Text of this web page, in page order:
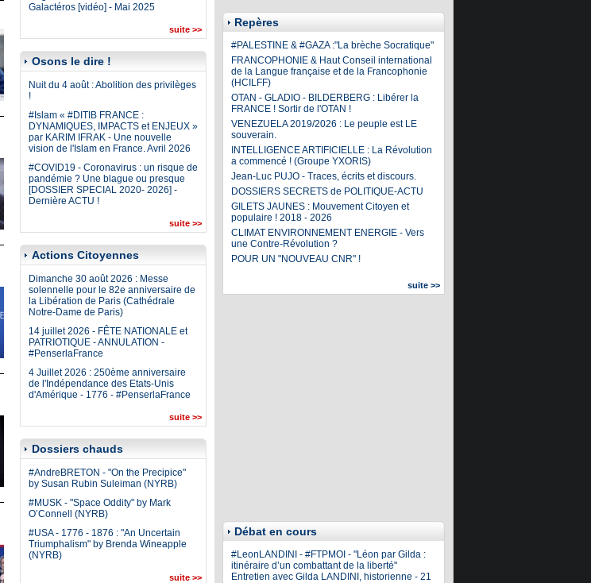
Galactéros [vidéo] - Mai 2025
suite >>
Osons le dire !
Nuit du 4 août : Abolition des privilèges
!
#Islam « #DITIB FRANCE :
DYNAMIQUES, IMPACTS et ENJEUX »
par KARIM IFRAK - Une nouvelle
vision de l'Islam en France. Avril 2026
#COVID19 - Coronavirus : un risque de
pandémie ? Une blague ou presque
[DOSSIER SPECIAL 2020- 2026] -
Dernière ACTU !
suite >>
Actions Citoyennes
Dimanche 30 août 2026 : Messe
solennelle pour le 82e anniversaire de
la Libération de Paris (Cathédrale
Notre-Dame de Paris)
14 juillet 2026 - FÊTE NATIONALE et
PATRIOTIQUE - ANNULATION -
#PenserlaFrance
4 Juillet 2026 : 250ème anniversaire
de l'Indépendance des Etats-Unis
d'Amérique - 1776 - #PenserlaFrance
suite >>
Dossiers chauds
#AndreBRETON - "On the Precipice"
by Susan Rubin Suleiman (NYRB)
#MUSK - "Space Oddity" by Mark
O’Connell (NYRB)
#USA - 1776 - 1876 : "An Uncertain
Triumphalism" by Brenda Wineapple
(NYRB)
suite >>
Repères
#PALESTINE & #GAZA :"La brèche Socratique"
FRANCOPHONIE & Haut Conseil international
de la Langue française et de la Francophonie
(HCILFF)
OTAN - GLADIO - BILDERBERG : Libérer la
FRANCE ! Sortir de l'OTAN !
VENEZUELA 2019/2026 : Le peuple est LE
souverain.
INTELLIGENCE ARTIFICIELLE : La Révolution
a commencé ! (Groupe YXORIS)
Jean-Luc PUJO - Traces, écrits et discours.
DOSSIERS SECRETS de POLITIQUE-ACTU
GILETS JAUNES : Mouvement Citoyen et
populaire ! 2018 - 2026
CLIMAT ENVIRONNEMENT ENERGIE - Vers
une Contre-Révolution ?
POUR UN "NOUVEAU CNR" !
suite >>
Débat en cours
#LeonLANDINI - #FTPMOI - "Léon par Gilda :
itinéraire d’un combattant de la liberté"
Entretien avec Gilda LANDINI, historienne - 21